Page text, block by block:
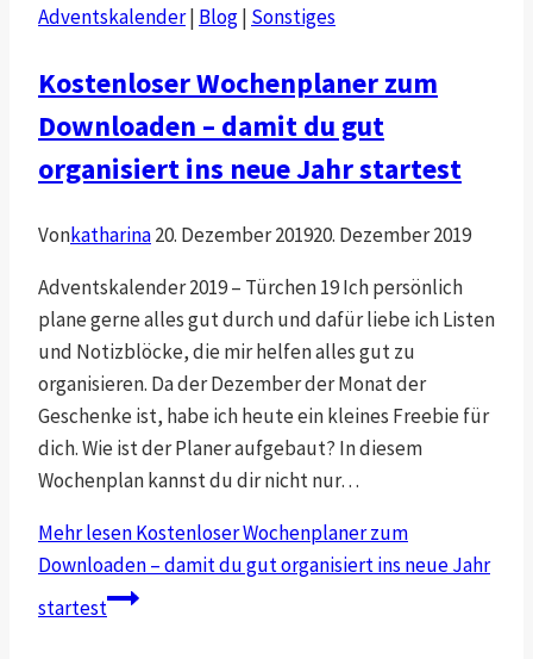
Adventskalender| Blog| Sonstiges
Kostenloser Wochenplaner zum
Downloaden – damit du gut
organisiert ins neue Jahr startest
Vonkatharina20. Dezember 201920. Dezember 2019
Adventskalender 2019 – Türchen 19 Ich persönlich
plane gerne alles gut durch und dafür liebe ich Listen
und Notizblöcke, die mir helfen alles gut zu
organisieren. Da der Dezember der Monat der
Geschenke ist, habe ich heute ein kleines Freebie für
dich. Wie ist der Planer aufgebaut? In diesem
Wochenplan kannst du dir nicht nur…
Mehr lesenKostenloser Wochenplaner zum
Downloaden – damit du gut organisiert ins neue Jahr
startest